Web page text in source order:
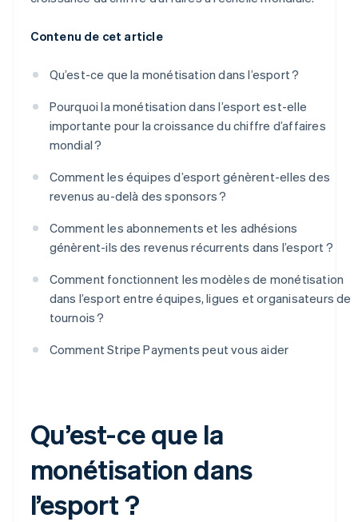
Contenu de cet article
Qu’est-ce que la monétisation dans l’esport ?
Pourquoi la monétisation dans l’esport est-elle
importante pour la croissance du chiffre d’affaires
mondial ?
Comment les équipes d’esport génèrent-elles des
revenus au-delà des sponsors ?
Comment les abonnements et les adhésions
génèrent-ils des revenus récurrents dans l’esport ?
Comment fonctionnent les modèles de monétisation
dans l’esport entre équipes, ligues et organisateurs de
tournois ?
Comment Stripe Payments peut vous aider
Qu’est-ce que la
monétisation dans
l’esport ?